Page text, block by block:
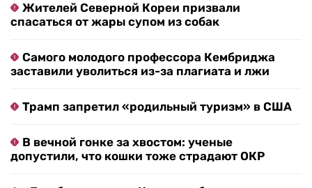
Жителей Северной Кореи призвали
спасаться от жары супом из собак
Самого молодого профессора Кембриджа
заставили уволиться из-за плагиата и лжи
Трамп запретил «родильный туризм» в США
В вечной гонке за хвостом: ученые
допустили, что кошки тоже страдают ОКР